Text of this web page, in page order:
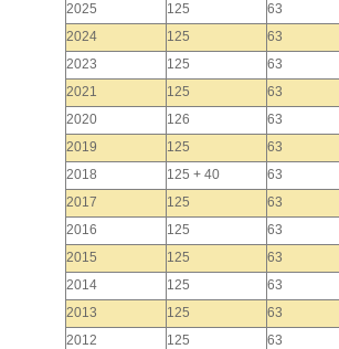
2025
125
63
2024
125
63
2023
125
63
2021
125
63
2020
126
63
2019
125
63
2018
125 + 40
63
2017
125
63
2016
125
63
2015
125
63
2014
125
63
2013
125
63
2012
125
63